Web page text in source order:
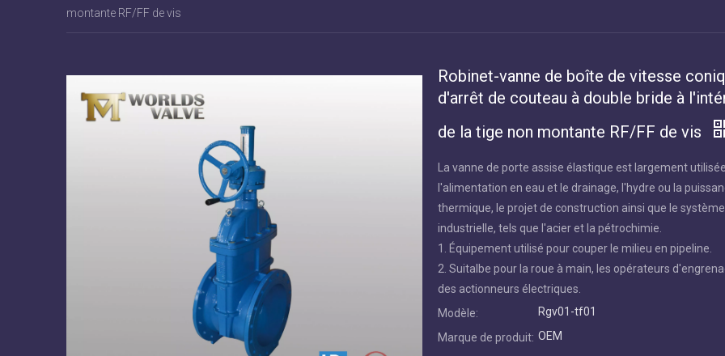
montante RF/FF de vis
Robinet-vanne de boîte de vitesse
d'arrêt de couteau à double bride à
de la tige non montante RF/FF de vis
La vanne de porte assise élastique est largement
l'alimentation en eau et le drainage, l'hydre ou la
thermique, le projet de construction ainsi que le
industrielle, tels que l'acier et la pétrochimie.
1. Équipement utilisé pour couper le milieu en pipeline.
2. Suitalbe pour la roue à main, les opérateurs
des actionneurs électriques.
Modèle:
Rgv01-tf01
Marque de produit: OEM